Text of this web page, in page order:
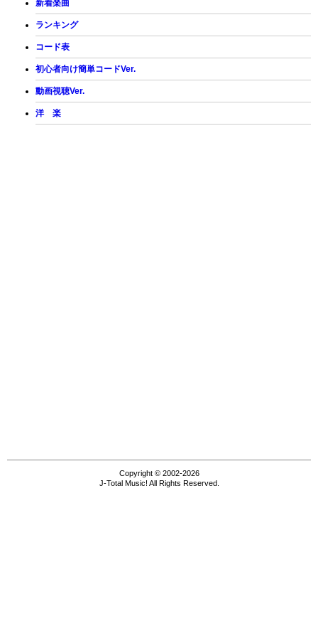
新着楽曲
ランキング
コード表
初心者向け簡単コードVer.
動画視聴Ver.
洋 楽
Copyright © 2002-2026
J-Total Music! All Rights Reserved.